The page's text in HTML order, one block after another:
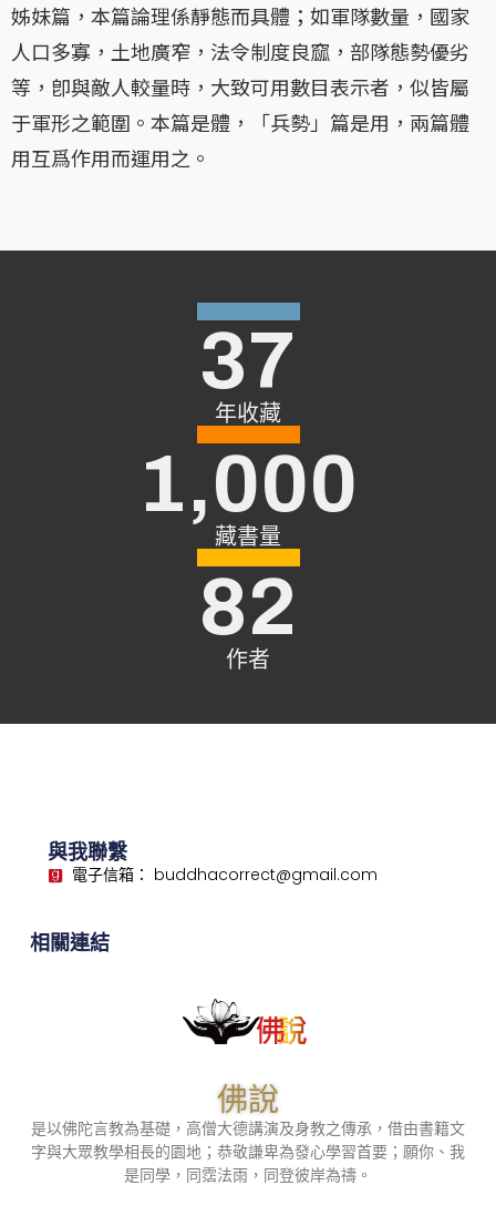
姊妹篇，本篇論理係靜態而具體；如軍隊數量，國家
人口多寡，土地廣窄，法令制度良窳，部隊態勢優劣
等，卽與敵人較量時，大致可用數目表示者，似皆屬
于軍形之範圍。本篇是體，「兵勢」篇是用，兩篇體
用互爲作用而運用之。
年收藏
37
藏書量
1,000
作者
82
佛說
是以佛陀言教為基礎，高僧大德講演及身教之傳承，借由書籍文
字與大眾教學相長的園地；恭敬謙卑為發心學習首要；願你、我
是同學，同霑法雨，同登彼岸為禱。
與我聯繫
電子信箱： buddhacorrect@gmail.com
相關連結